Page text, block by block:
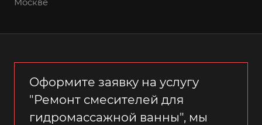
Москве
Оформите заявку на услугу
"Ремонт смесителей для
гидромассажной ванны", мы